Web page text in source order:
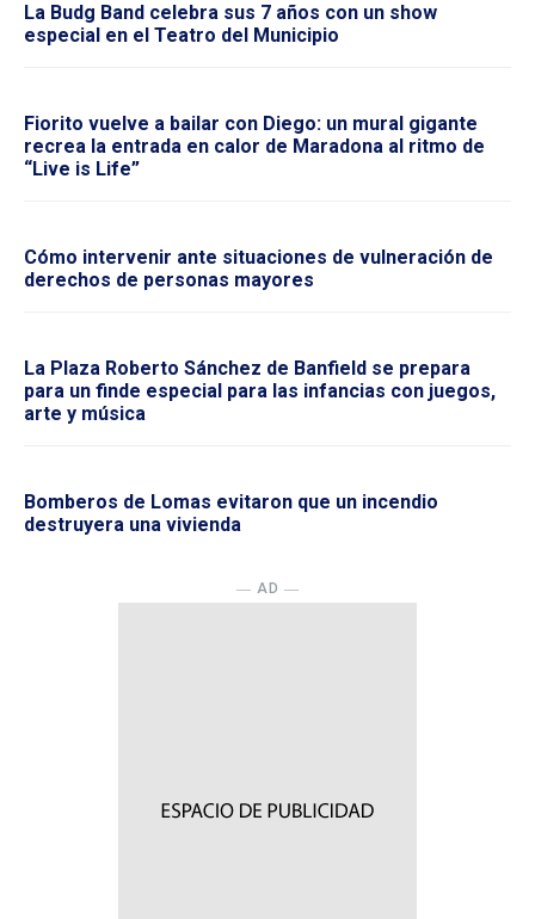
La Budg Band celebra sus 7 años con un show
especial en el Teatro del Municipio
Fiorito vuelve a bailar con Diego: un mural gigante
recrea la entrada en calor de Maradona al ritmo de
“Live is Life”
Cómo intervenir ante situaciones de vulneración de
derechos de personas mayores
La Plaza Roberto Sánchez de Banfield se prepara
para un finde especial para las infancias con juegos,
arte y música
Bomberos de Lomas evitaron que un incendio
destruyera una vivienda
― AD ―